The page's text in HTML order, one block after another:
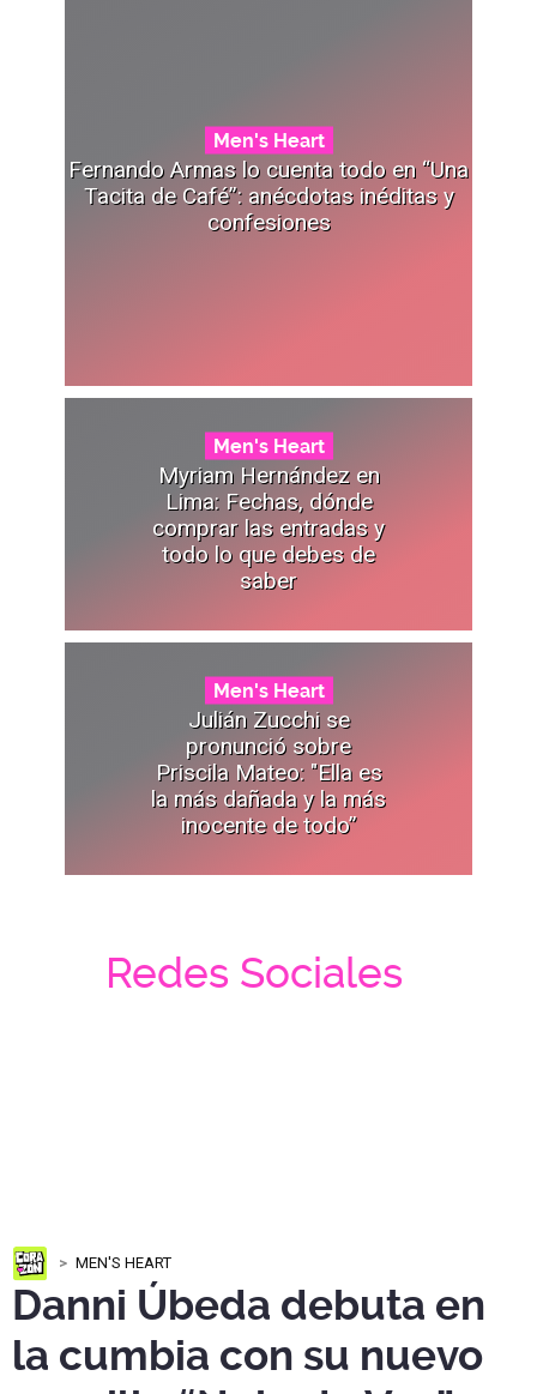
Men's Heart
Fernando Armas lo cuenta todo en “Una
Tacita de Café”: anécdotas inéditas y
confesiones
Men's Heart
Myriam Hernández en
Lima: Fechas, dónde
comprar las entradas y
todo lo que debes de
saber
Men's Heart
Julián Zucchi se
pronunció sobre
Priscila Mateo: "Ella es
la más dañada y la más
inocente de todo”
Redes Sociales
MEN'S HEART
Danni Úbeda debuta en
la cumbia con su nuevo